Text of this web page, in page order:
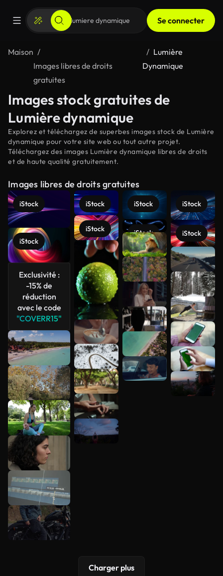
Se connecter
Maison
Images libres de droits
gratuites
Lumière
Dynamique
Images stock gratuites de
Lumière dynamique
Explorez et téléchargez de superbes images stock de Lumière
dynamique pour votre site web ou tout autre projet.
Téléchargez des images Lumière dynamique libres de droits
et de haute qualité gratuitement.
Images libres de droits gratuites
iStock
iStock
Exclusivité :
-15% de
réduction
avec le code
"COVERR15"
iStock
iStock
iStock
iStock
iStock
iStock
Voir plus
Charger plus